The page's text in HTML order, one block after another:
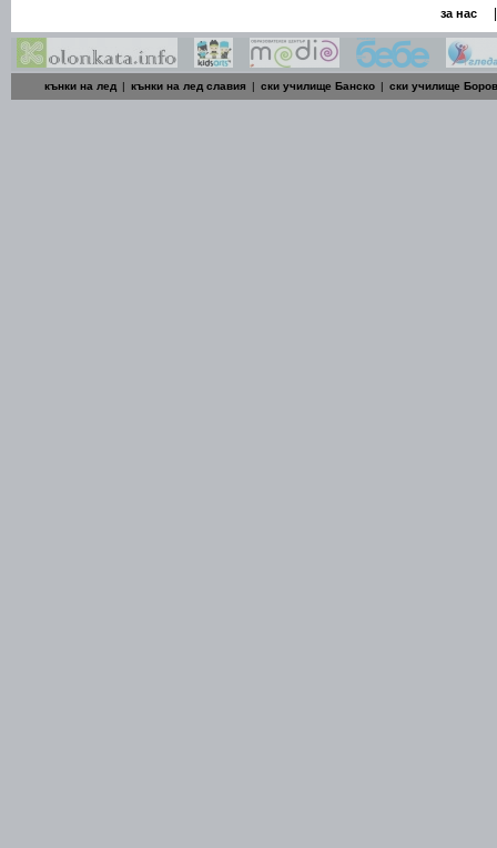
за нас |
кънки на лед | кънки на лед славия | ски училище Банско | ски училище